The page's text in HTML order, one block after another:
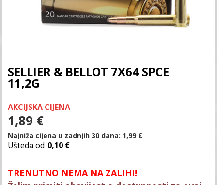
SELLIER & BELLOT 7X64 SPCE
11,2G
AKCIJSKA CIJENA
1,89 €
Najniža cijena u zadnjih 30 dana: 1,99 €
Ušteda od 0,10 €
TRENUTNO NEMA NA ZALIHI!